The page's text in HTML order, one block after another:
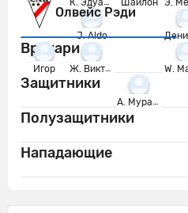
А. Муралья
Игор Ж. Виктор
J. Aldo
К. Эдуардо Шайлон
Олвейс Рэди
Вратари
Защитники
Полузащитники
Нападающие